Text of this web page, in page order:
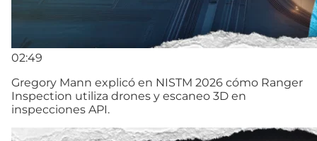
02:49
Gregory Mann explicó en NISTM 2026 cómo Ranger
Inspection utiliza drones y escaneo 3D en
inspecciones API.